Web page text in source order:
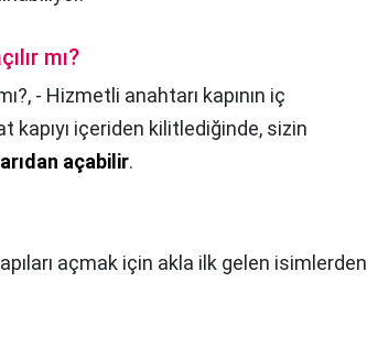
mı?
- Hizmetli anahtarı kapının iç
kapıyı içeriden kilitlediğinde, sizin
açabilir.
açmak için akla ilk gelen isimlerden